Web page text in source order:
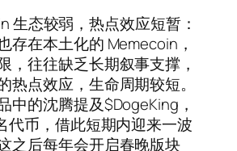
生态较弱，热点效应短暂：
存在本土化的 Memecoin，
，往往缺乏长期叙事支撑，
热点效应，生命周期较短。
中的沈腾提及$DogeKing，
代币，借此短期内迎来一波
之后每年会开启春晚版块